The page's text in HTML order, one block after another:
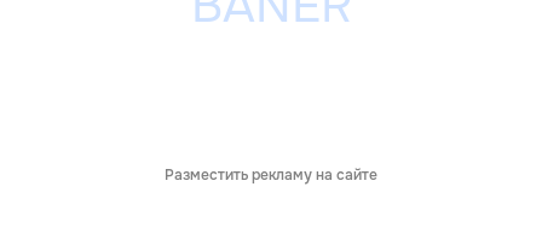
Разместить рекламу на сайте